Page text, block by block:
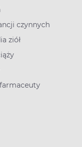
czynnych
ziół